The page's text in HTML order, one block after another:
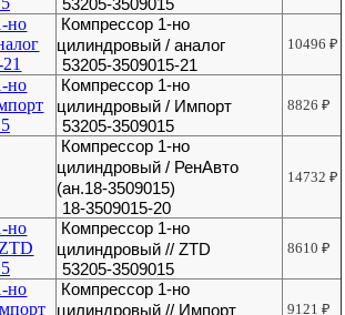
53205-3509015
Компрессор 1-но
цилиндровый / аналог
53205-3509015-21
10496₽
Компрессор 1-но
цилиндровый / Импорт
53205-3509015
8826₽
Компрессор 1-но
цилиндровый / РенАвто
(ан.18-3509015)
18-3509015-20
14732₽
Компрессор 1-но
цилиндровый // ZTD
53205-3509015
8610₽
Компрессор 1-но
цилиндровый // Импорт
9121₽